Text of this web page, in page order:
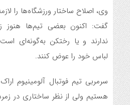
وی، اصلاح ساختار ورزشگاه‌ها را
گفت: اکنون بعضی تیم‌ها
ندارند و یا رختکن به‌گونه‌ای است
لباس خود را عوض کنند.
سرمربی تیم فوتبال آلومینیوم